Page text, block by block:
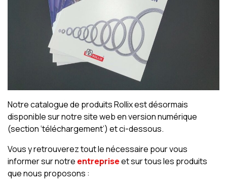
Notre catalogue de produits Rollix est désormais
disponible sur notre site web en version numérique
(section ‘téléchargement’) et ci-dessous.
Vous y retrouverez tout le nécessaire pour vous
informer sur notre entrepriseet sur tous les produits
que nous proposons :